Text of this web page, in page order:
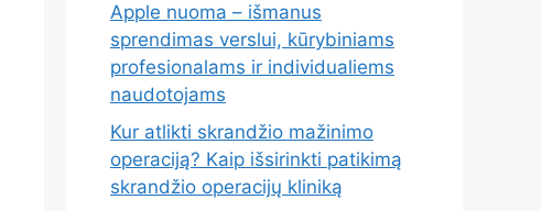
Apple nuoma – išmanus
sprendimas verslui, kūrybiniams
profesionalams ir individualiems
naudotojams
Kur atlikti skrandžio mažinimo
operaciją? Kaip išsirinkti patikimą
skrandžio operacijų kliniką